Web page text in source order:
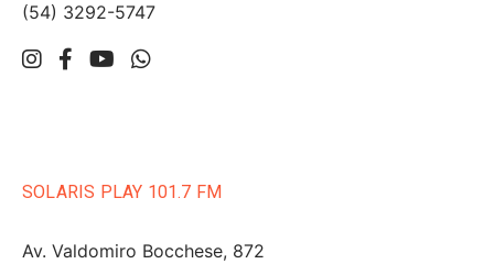
(54) 3292-5747
SOLARIS PLAY 101.7 FM
Av. Valdomiro Bocchese, 872